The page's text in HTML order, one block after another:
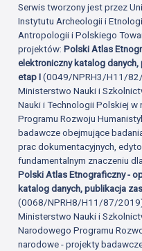
Serwis tworzony jest przez
Instytutu Archeologii i
Antropologii i Polskiego
projektów:Polski Atlas
elektroniczny katalog
etap I(0049/NPRH3/H11/
Ministerstwo Nauki i
Nauki i Technologii Polskiej w
Programu Rozwoju
badawcze obejmujące
prac dokumentacyjnych,
fundamentalnym znaczeniu
Polski Atlas Etnograficzny -
katalog danych, publikacja
(0068/NPRH8/H11/87/
Ministerstwo Nauki i
Narodowego Programu
narodowe - projekty